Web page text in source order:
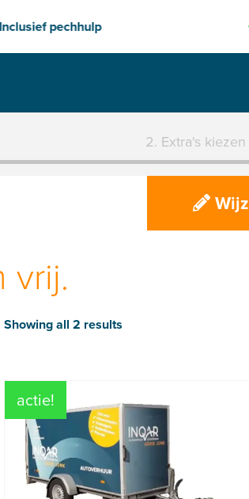
Transparante prijzen
2. Extra's kiezen
vrij.
Showing all 2 results
actie!